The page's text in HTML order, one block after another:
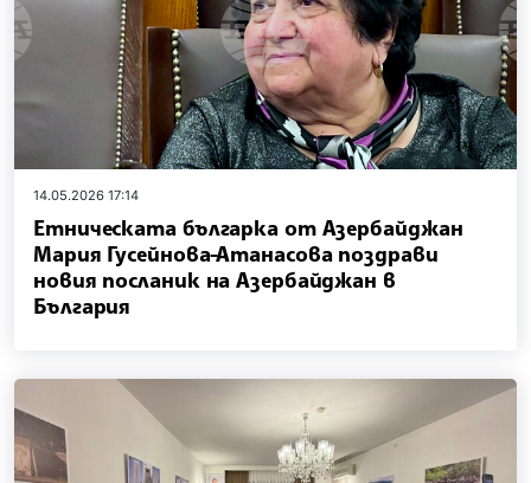
14.05.2026 17:14
Етническата българка от Азербайджан
Мария Гусейнова-Атанасова поздрави
новия посланик на Азербайджан в
България